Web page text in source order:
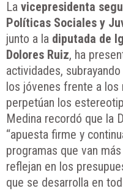
La vicepresidenta
Políticas Sociales y
junto a la diputada de
Dolores Ruiz, ha
actividades,
los jóvenes frente a
perpetúan los
Medina recordó que la
“apuesta firme y
programas que van
reflejan en los
que se desarrolla en